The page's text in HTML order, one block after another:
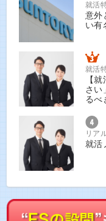
就活
意外
い有
就活
【
さい
るべ
リア
就活